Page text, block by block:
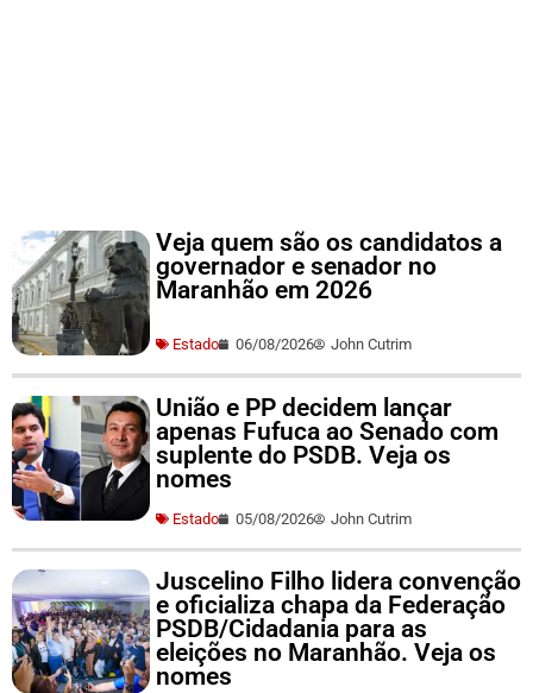
Veja quem são os candidatos a
governador e senador no
Maranhão em 2026
Estado 06/08/2026 John Cutrim
União e PP decidem lançar
apenas Fufuca ao Senado com
suplente do PSDB. Veja os
nomes
Estado 05/08/2026 John Cutrim
Juscelino Filho lidera convenção
e oficializa chapa da Federação
PSDB/Cidadania para as
eleições no Maranhão. Veja os
nomes